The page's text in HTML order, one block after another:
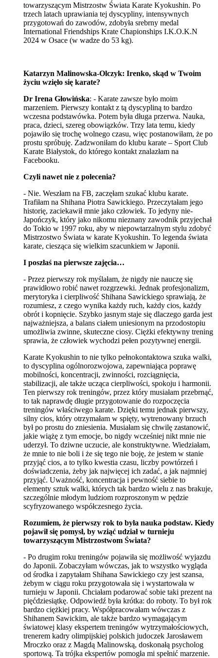
towarzyszącym Mistrzostw Świata Karate Kyokushin. Po
trzech latach uprawiania tej dyscypliny, intensywnych
przygotowań do zawodów, zdobyła srebrny medal
International Friendships Krate Chapionships I.K.O.K.N
2024 w Osace (w wadze do 53 kg).
Katarzyn Malinowska-Olczyk: Irenko, skąd w Twoim
życiu wzięło się karate?
Dr Irena Głowińska: - Karate zawsze było moim
marzeniem. Pierwszy kontakt z tą dyscypliną to bardzo
wczesna podstawówka. Potem była długa przerwa. Nauka,
praca, dzieci, szereg obowiązków. Trzy lata temu, kiedy
pojawiło się trochę wolnego czasu, więc postanowiłam, że po
prostu spróbuję. Zadzwoniłam do klubu karate – Sport Club
Karate Białystok, do którego kontakt znalazłam na
Facebooku.
Czyli nawet nie z polecenia?
- Nie. Weszłam na FB, zaczęłam szukać klubu karate.
Trafiłam na Shihana Piotra Sawickiego. Przeczytałam jego
historię, zaciekawił mnie jako człowiek. To jedyny nie-
Japończyk, który jako nikomu nieznany zawodnik przyjechał
do Tokio w 1997 roku, aby w niepowtarzalnym stylu zdobyć
Mistrzostwo Świata w karate Kyokushin. To legenda świata
karate, ciesząca się wielkim szacunkiem w Japonii.
I poszłaś na pierwsze zajęcia…
- Przez pierwszy rok myślałam, że nigdy nie nauczę się
prawidłowo robić nawet rozgrzewki. Jednak profesjonalizm,
merytoryka i cierpliwość Shihana Sawickiego sprawiają, że
rozumiesz, z czego wynika każdy ruch, każdy cios, każdy
obrót i kopnięcie. Szybko jasnym staje się dlaczego garda jest
najważniejsza, a balans ciałem uniesionym na przodostopiu
umożliwia zwinne, skuteczne ciosy. Ciężki efektywny trening
sprawia, że człowiek wychodzi pełen pozytywnej energii.
Karate Kyokushin to nie tylko pełnokontaktowa szuka walki,
to dyscyplina ogólnorozwojowa, zapewniająca poprawę
mobilności, koncentracji, zwinności, rozciągnięcia,
stabilizacji, ale także ucząca cierpliwości, spokoju i harmonii.
Ten pierwszy rok treningów, przez który musiałam przebrnąć,
to tak naprawdę długie przygotowanie do rozpoczęcia
treningów właściwego karate. Dzięki temu jednak pierwszy,
silny cios, który otrzymałam w spięty, wytrenowany brzuch
był po prostu do zniesienia. Musiałam się chwilę zastanowić,
jakie wiążę z tym emocje, bo nigdy wcześniej nikt mnie nie
uderzył. To dziwne uczucie, ale konstruktywne. Wiedziałam,
że mnie to nie boli i że się tego nie boję, że jestem w stanie
przyjąć cios, a to tylko kwestia czasu, liczby powtórzeń i
doświadczenia, żeby jak najwięcej ich zadać, a jak najmniej
przyjąć. Uważność, koncentracja i pewność siebie to
elementy sztuk walki, których tak bardzo wielu z nas brakuje,
szczególnie młodym ludziom rozproszonym w pędzie
scyfryzowanego współczesnego życia.
Rozumiem, że pierwszy rok to była nauka podstaw. Kiedy
pojawił się pomysł, by wziąć udział w turnieju
towarzyszącym Mistrzostwom Świata?
- Po drugim roku treningów pojawiła się możliwość wyjazdu
do Japonii. Zobaczyłam wówczas, jak to wszystko wygląda
od środka i zapytałam Shihana Sawickiego czy jest szansa,
żebym w ciągu roku przygotowała się i wystartowała w
turnieju w Japonii. Chciałam podarować sobie taki prezent na
pięćdziesiątkę. Odpowiedź była krótka: do roboty. To był rok
bardzo ciężkiej pracy. Współpracowałam wówczas z
Shihanem Sawickim, ale także bardzo wymagającym
światowej klasy ekspertem treningów wytrzymałościowych,
trenerem kadry olimpijskiej polskich judoczek Jarosławem
Mroczko oraz z Magdą Malinowską, doskonałą psycholog
sportową. Ta trójka ekspertów pomogła mi spełnić marzenie.